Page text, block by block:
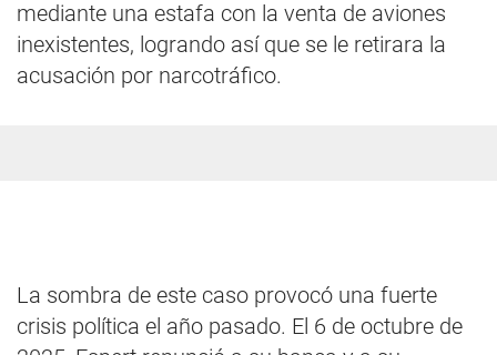
mediante una estafa con la venta de aviones
inexistentes, logrando así que se le retirara la
acusación por narcotráfico.
La sombra de este caso provocó una fuerte
crisis política el año pasado. El 6 de octubre de